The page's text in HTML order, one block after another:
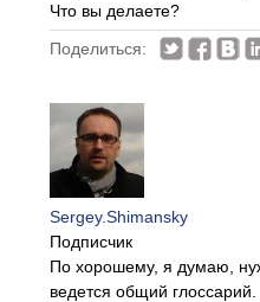
Что вы делаете?
Поделиться:
Sergey.Shimansky
Подписчик
По хорошему, я думаю,
ведется общий